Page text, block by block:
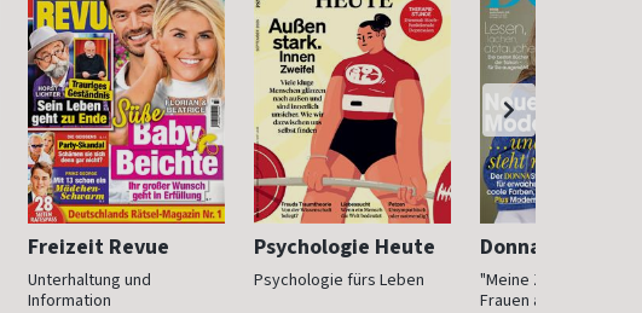
Freizeit Revue
Unterhaltung und
Information
Psychologie Heute
Psychologie fürs Leben
Donna
"Meine Zeit ist jetzt":
Frauen ab 40